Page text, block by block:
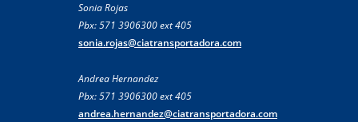
Sonia Rojas
Pbx: 571 3906300 ext 405
sonia.rojas@ciatransportadora.com
Andrea Hernandez
Pbx: 571 3906300 ext 405
andrea.hernandez@ciatransportadora.com